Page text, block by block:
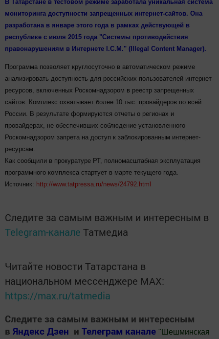
В Татарстане в тестовом режиме заработала уникальная система
мониторинга доступности запрещенных интернет-сайтов. Она
разработана в январе этого года в рамках действующей в
республике с июля 2015 года "Системы противодействия
правонарушениям в Интернете I.C.M." (Illegal Content Manager).
Программа позволяет круглосуточно в автоматическом режиме
анализировать доступность для российских пользователей интернет-
ресурсов, включенных Роскомнадзором в реестр запрещенных
сайтов. Комплекс охватывает более 10 тыс. провайдеров по всей
России. В результате формируются отчеты о регионах и
провайдерах, не обеспечивших соблюдение установленного
Роскомнадзором запрета на доступ к заблокированным интернет-
ресурсам.
Как сообщили в прокуратуре РТ, полномасштабная эксплуатация
программного комплекса стартует в марте текущего года.
Источник: http://www.tatpressa.ru/news/24792.html
Следите за самым важным и интересным в
Telegram-канале Татмедиа
Читайте новости Татарстана в
национальном мессенджере MАХ:
https://max.ru/tatmedia
Следите за самым важным и интересным
в Яндекс Дзен и Телеграм канале " Шешминская